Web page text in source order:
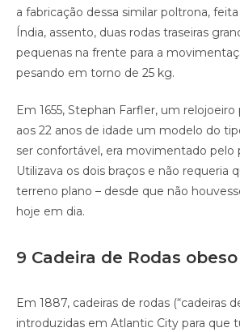
a fabricação dessa similar poltrona,
Índia, assento, duas rodas traseiras
pequenas na frente para a
pesando em torno de 25 kg.
Em 1655, Stephan Farfler, um relojoeiro
aos 22 anos de idade um modelo do
ser confortável, era movimentado pelo
Utilizava os dois braços e não requeria
terreno plano – desde que não
hoje em dia.
9 Cadeira de Rodas
Em 1887, cadeiras de rodas (“cadeiras
introduzidas em Atlantic City para que